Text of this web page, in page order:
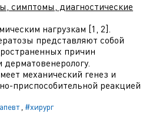
симптомы, диагностические
нагрузкам [1, 2].
представляют собой
причин
дерматовенерологу.
механический генез и
приспособительной реакцией
, #хирург